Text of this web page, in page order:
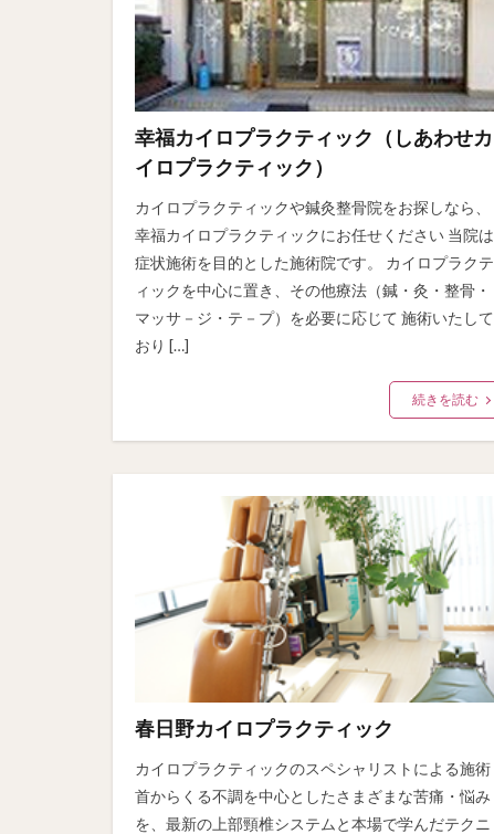
幸福カイロプラクティック（しあわせカ
イロプラクティック）
カイロプラクティックや鍼灸整骨院をお探しなら、
幸福カイロプラクティックにお任せください 当院は
症状施術を目的とした施術院です。 カイロプラクテ
ィックを中心に置き、その他療法（鍼・灸・整骨・
マッサ－ジ・テ－プ）を必要に応じて 施術いたして
おり […]
続きを読む
春日野カイロプラクティック
カイロプラクティックのスペシャリストによる施術
首からくる不調を中心としたさまざまな苦痛・悩み
を、最新の上部頸椎システムと本場で学んだテクニ